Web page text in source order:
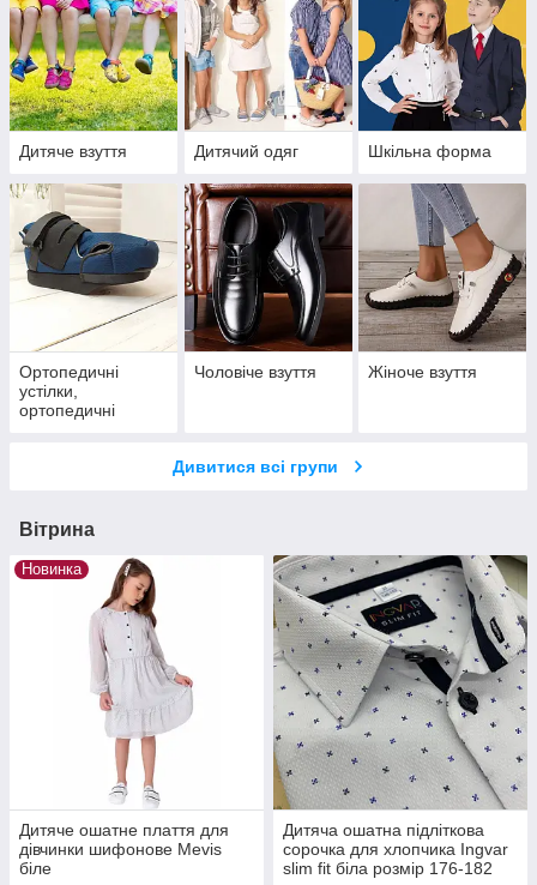
Дитяче взуття Дитячий одяг Шкільна форма
Ортопедичні
устілки,
ортопедичні
Чоловіче взуття Жіноче взуття
Дивитися всі групи
Вітрина
Новинка
Дитяче ошатне плаття для
дівчинки шифонове Mevis
біле
Дитяча ошатна підліткова
сорочка для хлопчика Ingvar
slim fit біла розмір 176-182